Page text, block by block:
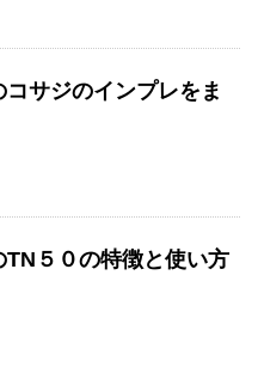
コサジのインプレをま
TN５０の特徴と使い方